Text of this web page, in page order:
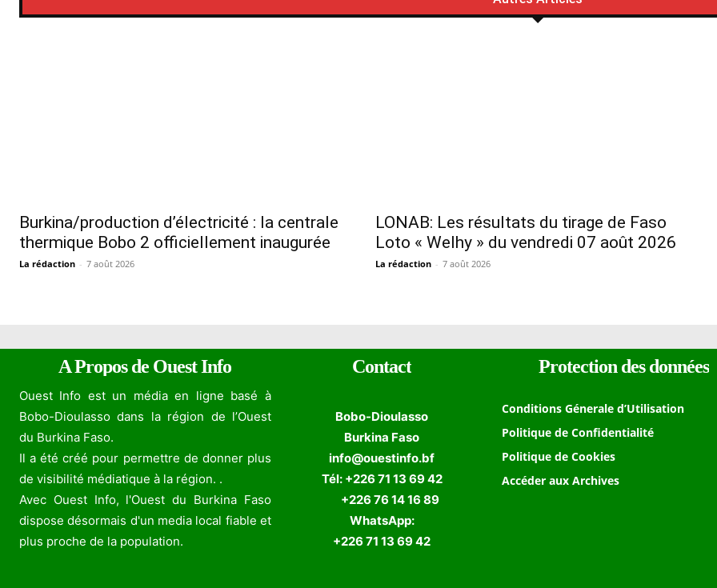
Burkina/production d’électricité : la centrale
thermique Bobo 2 officiellement inaugurée
La rédaction - 7 août 2026
LONAB: Les résultats du tirage de Faso
Loto « Welhy » du vendredi 07 août 2026
La rédaction - 7 août 2026
A Propos de Ouest Info
Ouest Info est un média en ligne basé à
Bobo-Dioulasso dans la région de l’Ouest
du Burkina Faso.
Il a été créé pour permettre de donner plus
de visibilité médiatique à la région. .
Avec Ouest Info, l'Ouest du Burkina Faso
dispose désormais d'un media local fiable et
plus proche de la population.
Contact
Bobo-Dioulasso
Burkina Faso
info@ouestinfo.bf
Tél: +226 71 13 69 42
+226 76 14 16 89
WhatsApp:
+226 71 13 69 42
Protection des données
Conditions Génerale d’Utilisation
Politique de Confidentialité
Politique de Cookies
Accéder aux Archives